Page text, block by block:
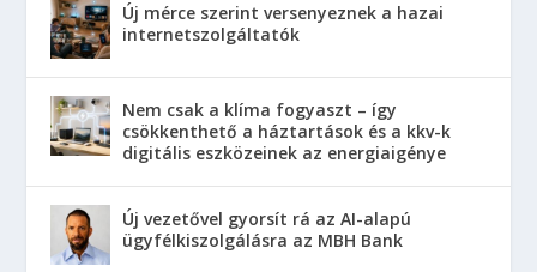
Új mérce szerint versenyeznek a hazai
internetszolgáltatók
Nem csak a klíma fogyaszt – így
csökkenthető a háztartások és a kkv-k
digitális eszközeinek az energiaigénye
Új vezetővel gyorsít rá az AI-alapú
ügyfélkiszolgálásra az MBH Bank